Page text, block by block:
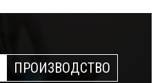
ПРОИЗВОДСТВО